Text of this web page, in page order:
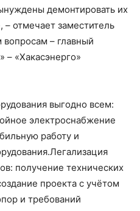
демонтировать их
– отмечает заместитель
– главный
– «Хакасэнерго»
выгодно всем:
электроснабжение
работу и
получение технических
проекта с учётом
и требований